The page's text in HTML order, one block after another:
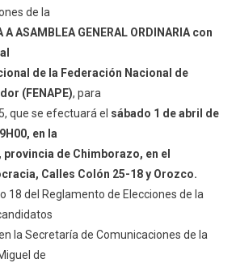
de la
A ASAMBLEA GENERAL ORDINARIA con
de la Federación Nacional de
(FENAPE), para
que se efectuará el sábado 1 de abril de
en la
de Chimborazo, en el
Calles Colón 25-18 y Orozco.
18 del Reglamento de Elecciones de la
la Secretaría de Comunicaciones de la
de